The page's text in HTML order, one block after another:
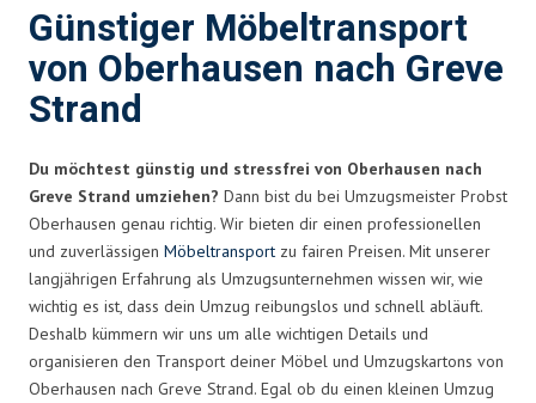
Günstiger Möbeltransport
von Oberhausen nach Greve
Strand
Du möchtest günstig und stressfrei von Oberhausen nach
Greve Strand umziehen? Dann bist du bei Umzugsmeister Probst
Oberhausen genau richtig. Wir bieten dir einen professionellen
und zuverlässigen Möbeltransport zu fairen Preisen. Mit unserer
langjährigen Erfahrung als Umzugsunternehmen wissen wir, wie
wichtig es ist, dass dein Umzug reibungslos und schnell abläuft.
Deshalb kümmern wir uns um alle wichtigen Details und
organisieren den Transport deiner Möbel und Umzugskartons von
Oberhausen nach Greve Strand. Egal ob du einen kleinen Umzug